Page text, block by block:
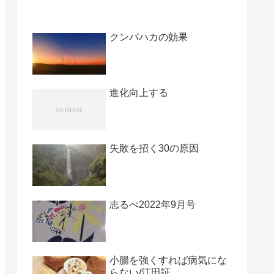
クンバハカの効果
進化向上する
失敗を招く30の原因
志るべ2022年9月号
小腸を強くすれば病気にな